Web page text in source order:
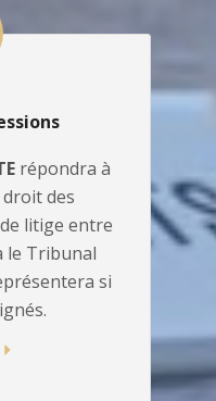
répondra à
des
litige entre
le Tribunal
si